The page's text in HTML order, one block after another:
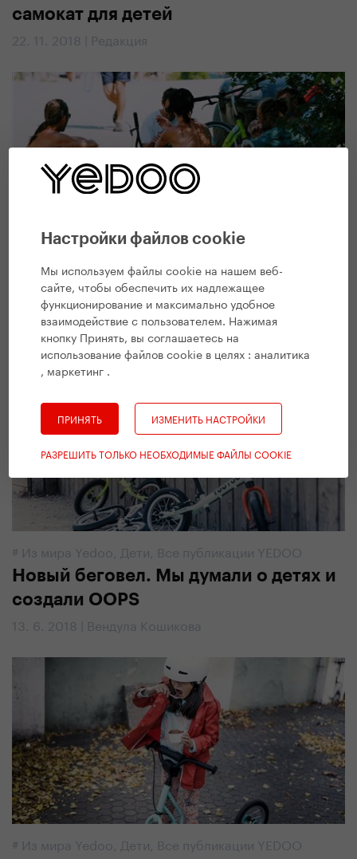
Настройки файлов cookie
Мы используем файлы cookie на нашем веб-
сайте, чтобы обеспечить их надлежащее
функционирование и максимально удобное
взаимодействие с пользователем. Нажимая
кнопку Принять, вы соглашаетесь на
использование файлов cookie в целях :аналитика
, маркетинг .
ПРИНЯТЬ ИЗМЕНИТЬ НАСТРОЙКИ
РАЗРЕШИТЬ ТОЛЬКО НЕОБХОДИМЫЕ ФАЙЛЫ COOKIE
самокат для детей
22. 11. 2018 | Редакция
Банат. На самокатах за музыкой,
представлением и хорошей едой
11. 9. 2018 | Вендула Кошикова
# Из мира Yedoo Дети Все публикации YEDOO
Новый беговел. Мы думали о детях и
создали OOPS
13. 6. 2018 | Вендула Кошикова
# Из мира Yedoo Дети Все публикации YEDOO